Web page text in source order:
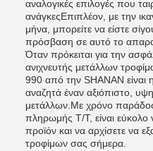
αναλογικές επιλογές που
ανάγκεςΕπιπλέον, με την
μήνα, μπορείτε να είστε
πρόσβαση σε αυτό το
Όταν πρόκειται για την
ανιχνευτής μετάλλων
990 από την SHANAN είναι
αναζητά έναν αξιόπιστο,
μετάλλων.Με χρόνο
πληρωμής T/T, είναι εύκολο
προϊόν και να αρχίσετε να
τροφίμων σας σήμερα.